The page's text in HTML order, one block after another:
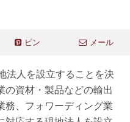
ピン メール
法人を設立することを決
資材・製品などの輸出
務、フォワーディング業